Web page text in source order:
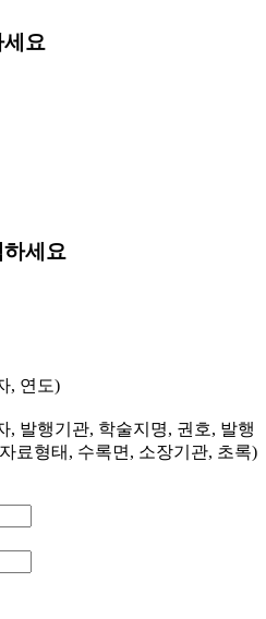
요
세요
, 연도)
, 발행기관, 학술지명, 권호, 발행
료형태, 수록면, 소장기관, 초록)